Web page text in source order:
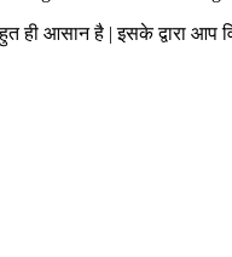
ही आसान है | इसके द्वारा